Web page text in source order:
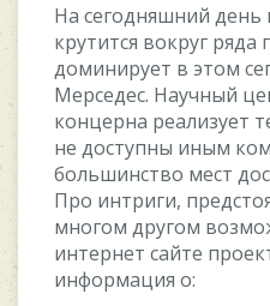
На сегодняшний день
крутится вокруг
доминирует в этом
Мерседес. Научный
концерна реализует
не доступны иным
большинство мест
Про интриги,
многом другом
интернет сайте
информация о: